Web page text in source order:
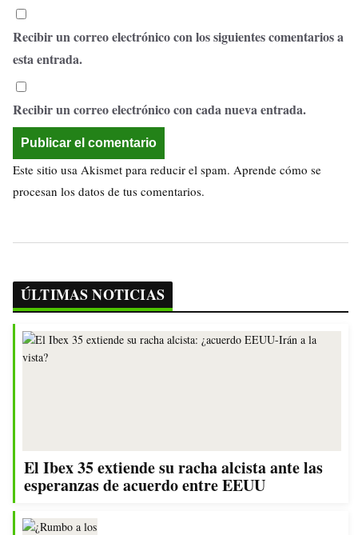
Recibir un correo electrónico con los siguientes comentarios a
esta entrada.
Recibir un correo electrónico con cada nueva entrada.
Este sitio usa Akismet para reducir el spam. Aprende cómo se
procesan los datos de tus comentarios.
ÚLTIMAS NOTICIAS
El Ibex 35 extiende su racha alcista ante las
esperanzas de acuerdo entre EEUU